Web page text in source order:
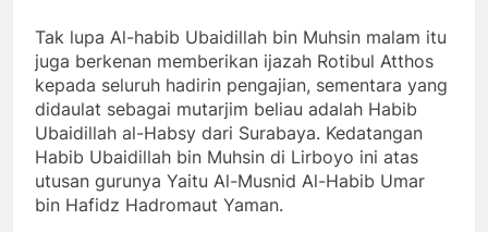
Tak lupa Al-habib Ubaidillah bin Muhsin malam itu
juga berkenan memberikan ijazah Rotibul Atthos
kepada seluruh hadirin pengajian, sementara yang
didaulat sebagai mutarjim beliau adalah Habib
Ubaidillah al-Habsy dari Surabaya. Kedatangan
Habib Ubaidillah bin Muhsin di Lirboyo ini atas
utusan gurunya Yaitu Al-Musnid Al-Habib Umar
bin Hafidz Hadromaut Yaman.